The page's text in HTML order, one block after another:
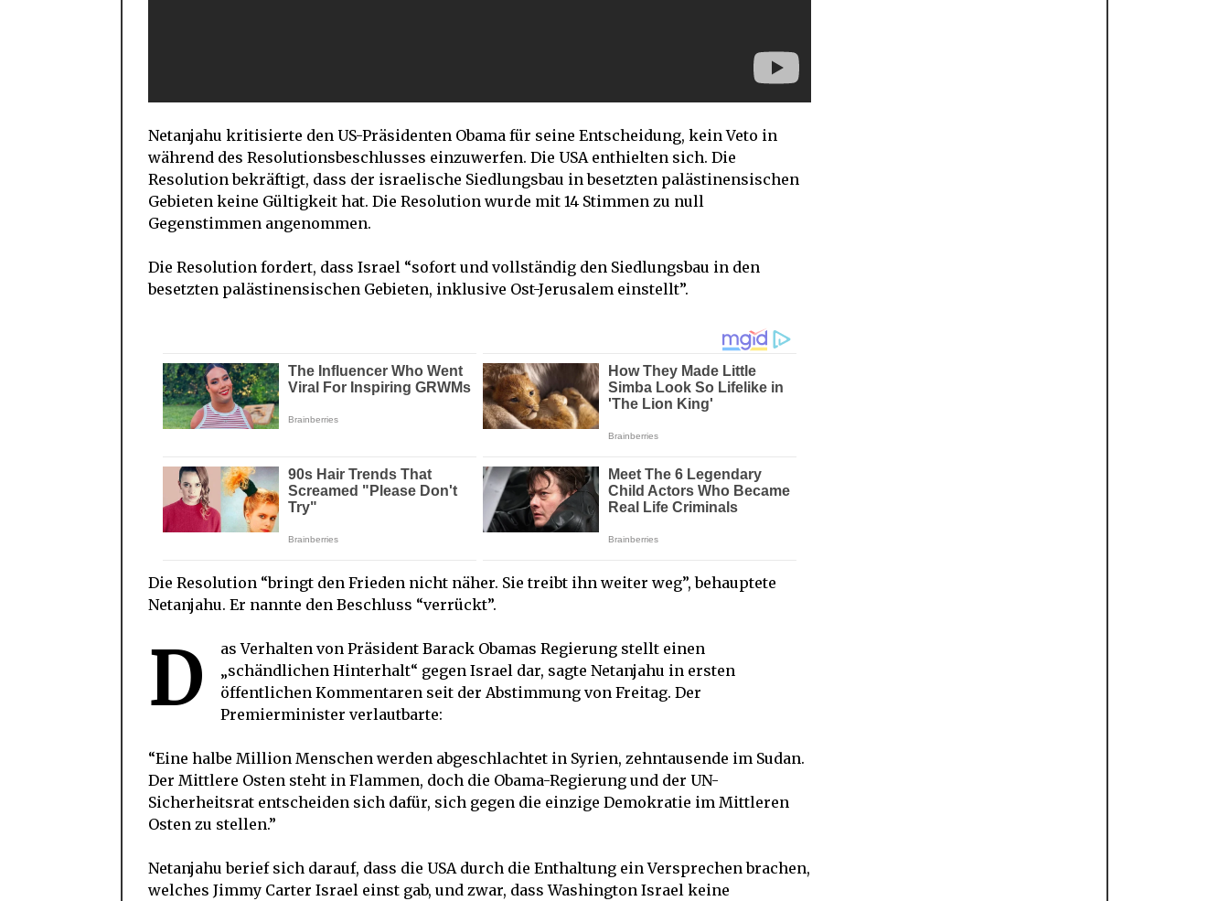
Netanjahu kritisierte den US-Präsidenten Obama für seine Entscheidung, kein Veto in
während des Resolutionsbeschlusses einzuwerfen. Die USA enthielten sich. Die
Resolution bekräftigt, dass der israelische Siedlungsbau in besetzten palästinensischen
Gebieten keine Gültigkeit hat. Die Resolution wurde mit 14 Stimmen zu null
Gegenstimmen angenommen.
Die Resolution fordert, dass Israel “sofort und vollständig den Siedlungsbau in den
besetzten palästinensischen Gebieten, inklusive Ost-Jerusalem einstellt”.
Die Resolution “bringt den Frieden nicht näher. Sie treibt ihn weiter weg”, behauptete
Netanjahu. Er nannte den Beschluss “verrückt”.
D
as Verhalten von Präsident Barack Obamas Regierung stellt einen
„schändlichen Hinterhalt“ gegen Israel dar, sagte Netanjahu in ersten
öffentlichen Kommentaren seit der Abstimmung von Freitag. Der
Premierminister verlautbarte:
“Eine halbe Million Menschen werden abgeschlachtet in Syrien, zehntausende im Sudan.
Der Mittlere Osten steht in Flammen, doch die Obama-Regierung und der UN-
Sicherheitsrat entscheiden sich dafür, sich gegen die einzige Demokratie im Mittleren
Osten zu stellen.”
Netanjahu berief sich darauf, dass die USA durch die Enthaltung ein Versprechen brachen,
welches Jimmy Carter Israel einst gab, und zwar, dass Washington Israel keine